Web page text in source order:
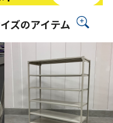
ズのアイテム